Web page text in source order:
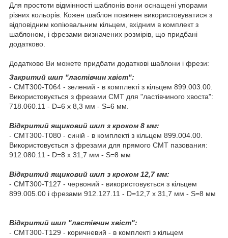
Для простоти відмінності шаблонів вони оснащені упорами
різних кольорів. Кожен шаблон повинен використовуватися з
відповідним копіювальним кільцем, вхідним в комплект з
шаблоном, і фрезами визначених розмірів, що придбані
додатково.
Додатково Ви можете придбати додаткові шаблони і фрези:
Закритий шип "ластівчин хвіст":
- CMT300-T064 - зелений - в комплекті з кільцем 899.003.00.
Використовується з фрезами СМТ для "ластівчиного хвоста":
718.060.11 - D=6 x 8,3 мм - S=6 мм.
Відкритий ящиковий шип з кроком 8 мм:
- CMT300-T080 - синій - в комплекті з кільцем 899.004.00.
Використовується з фрезами для прямого СМТ пазования:
912.080.11 - D=8 x 31,7 мм - S=8 мм
Відкритий ящиковий шип з кроком 12,7 мм:
- CMT300-T127 - червоний - використовується з кільцем
899.005.00 і фрезами 912.127.11 - D=12,7 x 31,7 мм - S=8 мм
Відкритий шип "ластівчин хвіст":
- CMT300-T129 - коричневий - в комплекті з кільцем